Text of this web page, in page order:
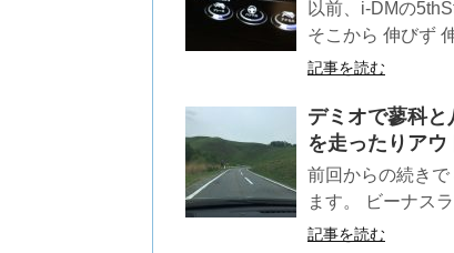
以前、i-DMの
そこから 伸びず
記事を読む
デミオで蓼科
を走ったりアウ
前回からの続き
ます。 ビーナ
記事を読む